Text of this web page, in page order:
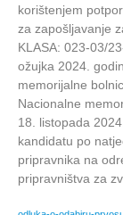
korištenjem
za zapošljavanje
KLASA: 023-03/
ožujka 2024.
memorijalne
Nacionalne
18. listopada
kandidatu po
pripravnika na
pripravništva za